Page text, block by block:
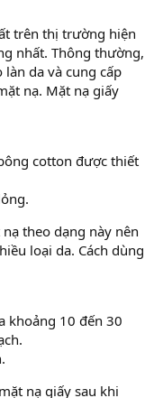
trên thị trường hiện
nhất. Thông thường,
da và cung cấp
nạ. Mặt nạ giấy
cotton được thiết
theo dạng này nên
loại da. Cách dùng
khoảng 10 đến 30
nạ giấy sau khi